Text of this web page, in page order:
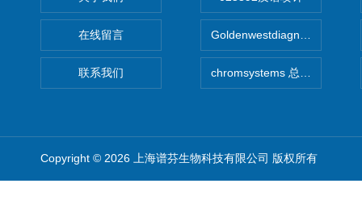
在线留言
联系我们
Goldenwestdiagnostics总代
chromsystems 总代理
Copyright © 2026 上海谱芬生物科技有限公司 版权所有